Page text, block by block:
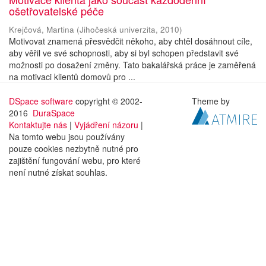
ošetřovatelské péče
Krejčová, Martina (Jihočeská univerzita, 2010)
Motivovat znamená přesvědčit někoho, aby chtěl dosáhnout cíle,
aby věřil ve své schopnosti, aby si byl schopen představit své
možnosti po dosažení změny. Tato bakalářská práce je zaměřená
na motivaci klientů domovů pro ...
DSpace software copyright © 2002-
2016 DuraSpace
Kontaktujte nás | Vyjádření názoru |
Na tomto webu jsou používány
pouze cookies nezbytně nutné pro
zajištění fungování webu, pro které
není nutné získat souhlas.
Theme by